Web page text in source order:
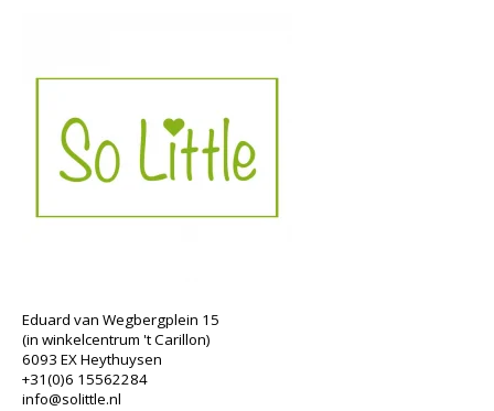
Eduard van Wegbergplein 15
(in winkelcentrum 't Carillon)
6093 EX Heythuysen
+31(0)6 15562284
info@solittle.nl